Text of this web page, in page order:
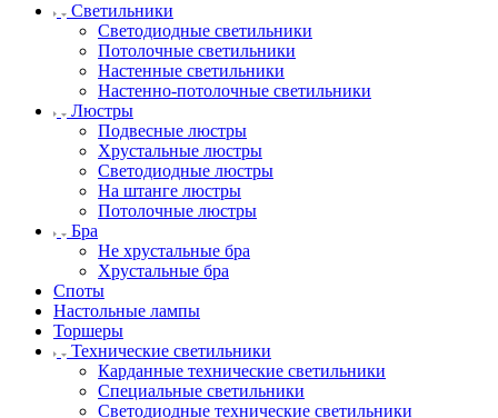
Светильники
Светодиодные светильники
Потолочные светильники
Настенные светильники
Настенно-потолочные светильники
Люстры
Подвесные люстры
Хрустальные люстры
Светодиодные люстры
На штанге люстры
Потолочные люстры
Бра
Не хрустальные бра
Хрустальные бра
Споты
Настольные лампы
Торшеры
Технические светильники
Карданные технические светильники
Специальные светильники
Светодиодные технические светильники